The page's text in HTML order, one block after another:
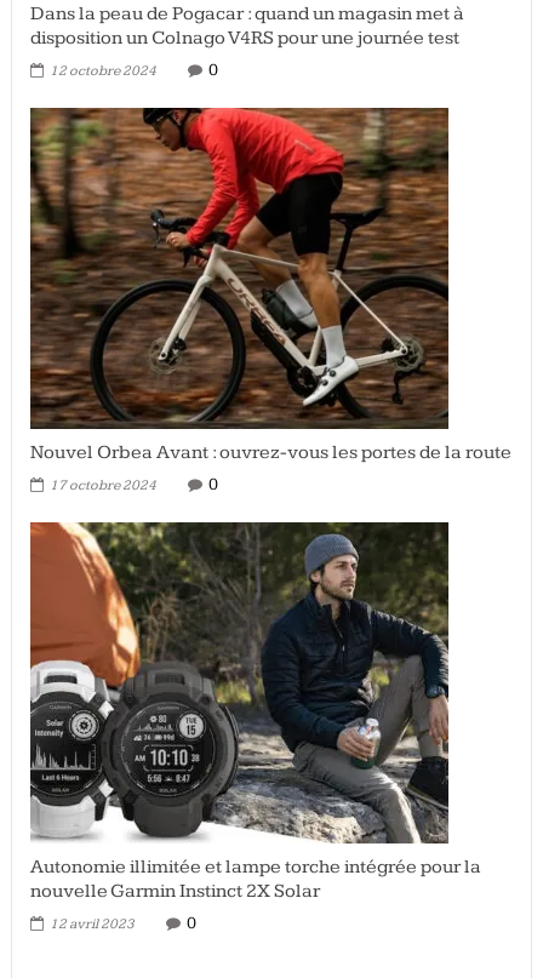
Dans la peau de Pogacar : quand un magasin met à
disposition un Colnago V4RS pour une journée test
12 octobre 2024 0
Nouvel Orbea Avant : ouvrez-vous les portes de la route
17 octobre 2024 0
Autonomie illimitée et lampe torche intégrée pour la
nouvelle Garmin Instinct 2X Solar
12 avril 2023 0